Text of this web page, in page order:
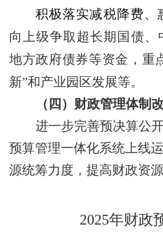
积极落实减税降费、
向上级争取 超长期 国债、
地方政府债券等资金， 重
新”和产业园区发展等。
（ 四） 财政管理体制
进一步完善预决算公
预算管理一体化系统上线运
源统筹力度，提高财政资源
2025年财政